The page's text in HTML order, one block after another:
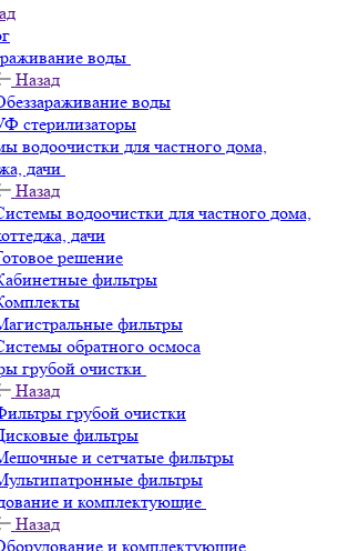
воды
Назад
воды
стерилизаторы
водоочистки для частного дома,
дачи
Назад
водоочистки для частного дома,
дачи
решение
фильтры
фильтры
обратного осмоса
грубой очистки
Назад
грубой очистки
фильтры
и сетчатые фильтры
фильтры
и комплектующие
Назад
и комплектующие